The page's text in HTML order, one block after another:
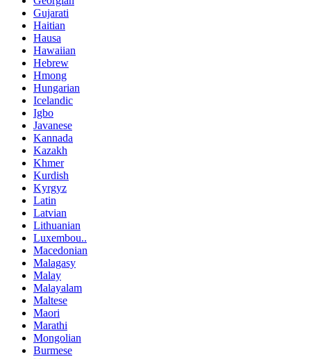
Gujarati
Haitian
Hausa
Hawaiian
Hebrew
Hmong
Hungarian
Icelandic
Igbo
Javanese
Kannada
Kazakh
Khmer
Kurdish
Kyrgyz
Latin
Latvian
Lithuanian
Luxembou..
Macedonian
Malagasy
Malay
Malayalam
Maltese
Maori
Marathi
Mongolian
Burmese